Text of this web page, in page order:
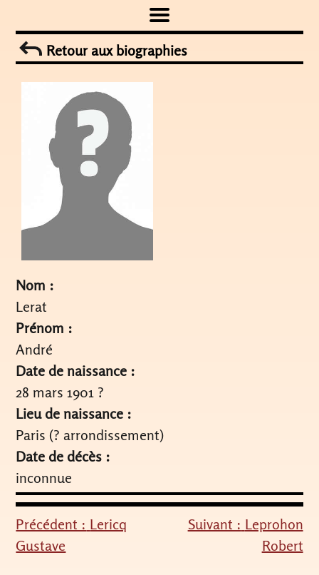
to
contentRetour aux biographies
Nom :
Lerat
Prénom :
André
Date de naissance :
28 mars 1901 ?
Lieu de naissance :
Paris (? arrondissement)
Date de décès :
inconnue
Navigation
de
Précédent : Lericq
Gustave
Suivant : Leprohon
Robert